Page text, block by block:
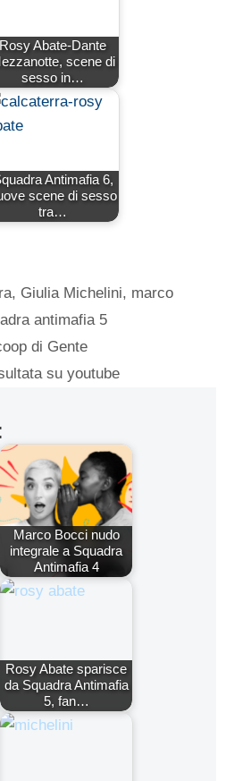
Rosy Abate-Dante
scene di
sesso in…
Antimafia 6,
scene di sesso
tra…
, Giulia Michelini, marco
antimafia 5
di Gente
su youtube
Marco Bocci nudo
integrale a Squadra
Antimafia 4
Rosy Abate sparisce
da Squadra Antimafia
5, fan…